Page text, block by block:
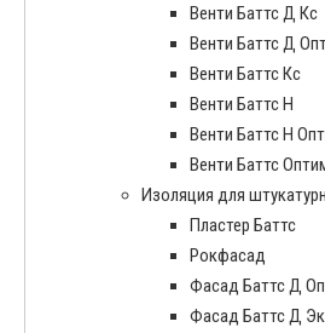
Венти Баттс Д Кс
Венти Баттс Д
Венти Баттс Кс
Венти Баттс Н
Венти Баттс Н
Венти Баттс
Изоляция для
Пластер Баттс
Рокфасад
Фасад Баттс Д
Фасад Баттс Д